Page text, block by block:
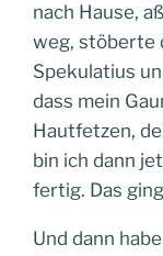
nach Hause,
weg, stöberte
Spekulatius
dass mein
Hautfetzen,
bin ich dann
fertig. Das
Und dann